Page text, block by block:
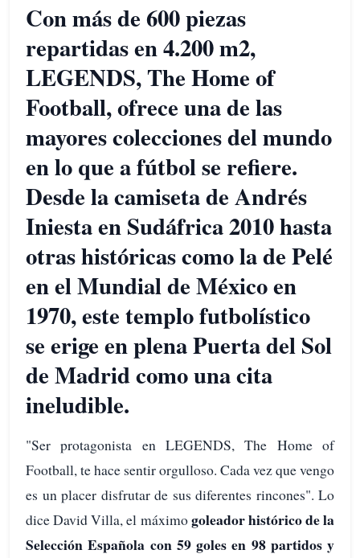
Con más de 600 piezas
repartidas en 4.200 m2,
LEGENDS, The Home of
Football, ofrece una de las
mayores colecciones del mundo
en lo que a fútbol se refiere.
Desde la camiseta de Andrés
Iniesta en Sudáfrica 2010 hasta
otras históricas como la de Pelé
en el Mundial de México en
1970, este templo futbolístico
se erige en plena Puerta del Sol
de Madrid como una cita
ineludible.
"Ser protagonista en LEGENDS, The Home of
Football, te hace sentir orgulloso. Cada vez que vengo
es un placer disfrutar de sus diferentes rincones". Lo
dice David Villa, el máximogoleador histórico de la
Selección Española con 59 goles en 98 partidos y